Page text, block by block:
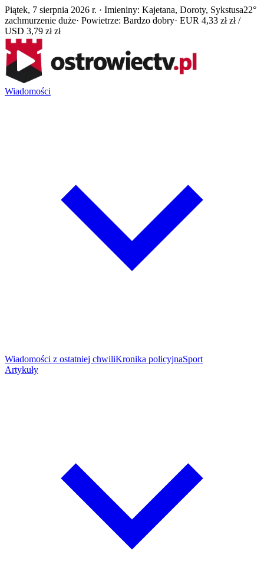
Piątek, 7 sierpnia 2026 r. · Imieniny: Kajetana, Doroty, Sykstusa22°
zachmurzenie duże· Powietrze: Bardzo dobry· EUR 4,33 zł zł /
USD 3,79 zł zł
Wiadomości
Wiadomości z ostatniej chwiliKronika policyjnaSport
Artykuły